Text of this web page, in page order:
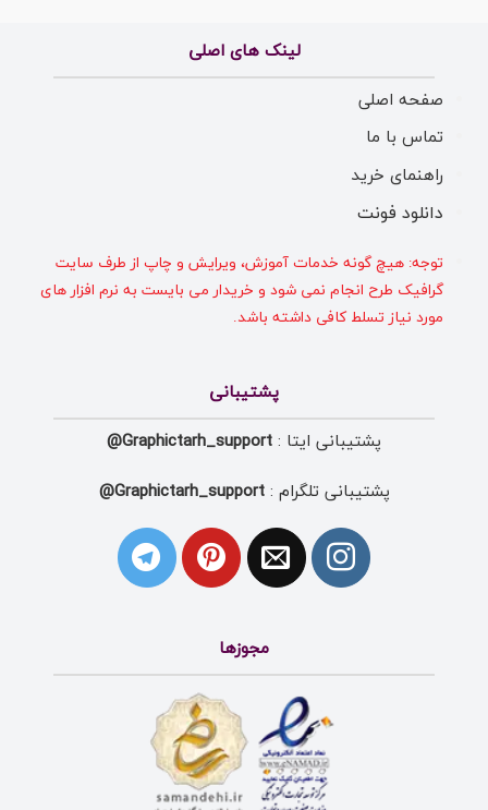
لینک های اصلی
صفحه اصلی
تماس با ما
راهنمای خرید
دانلود فونت
توجه: هیچ گونه خدمات آموزش، ویرایش و چاپ از طرف سایت
گرافیک طرح انجام نمی شود و خریدار می بایست به نرم افزار های
مورد نیاز تسلط کافی داشته باشد.
پشتیبانی
پشتیبانی ایتا : Graphictarh_support@
پشتیبانی تلگرام :Graphictarh_support@
مجوزها